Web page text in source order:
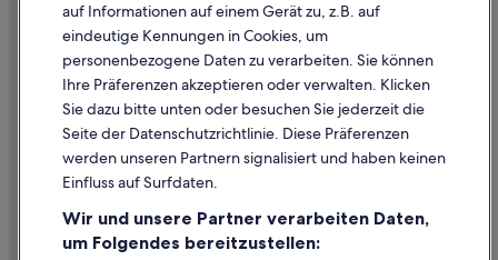
Inhaltsrichtlinien und Melden von Inhalten
Hilfe
Hilfe
Flug stornieren
Rückerstattungsdauer
auf Informationen auf einem Gerät zu, z.B. auf
eindeutige Kennungen in Cookies, um
personenbezogene Daten zu verarbeiten. Sie können
Ihre Präferenzen akzeptieren oder verwalten. Klicken
Sie dazu bitte unten oder besuchen Sie jederzeit die
Seite der Datenschutzrichtlinie. Diese Präferenzen
werden unseren Partnern signalisiert und haben keinen
Einfluss auf Surfdaten.
Wir und unsere Partner verarbeiten Daten,
um Folgendes bereitzustellen: